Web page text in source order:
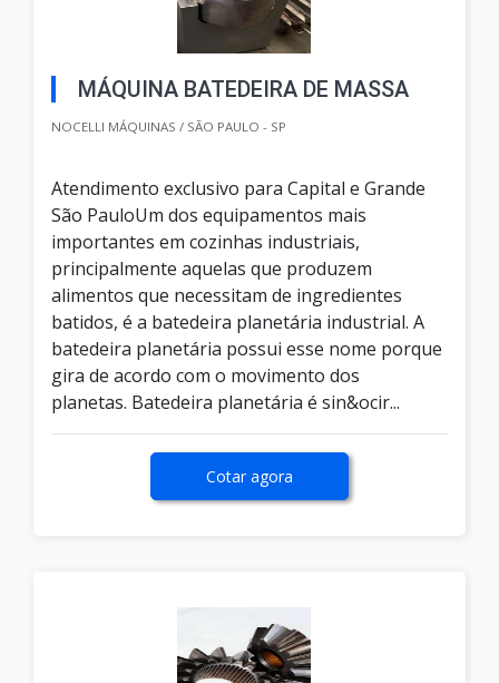
MÁQUINA BATEDEIRA DE MASSA
NOCELLI MÁQUINAS / SÃO PAULO - SP
Atendimento exclusivo para Capital e Grande
São PauloUm dos equipamentos mais
importantes em cozinhas industriais,
principalmente aquelas que produzem
alimentos que necessitam de ingredientes
batidos, é a batedeira planetária industrial. A
batedeira planetária possui esse nome porque
gira de acordo com o movimento dos
planetas. Batedeira planetária é sin&ocir...
Cotar agora